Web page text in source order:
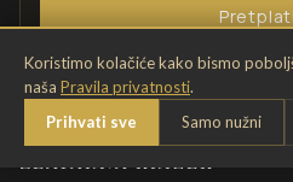
Koristimo kolačiće kako bismo
naša Pravila privatnosti.
Prihvati sve
Samo nužni